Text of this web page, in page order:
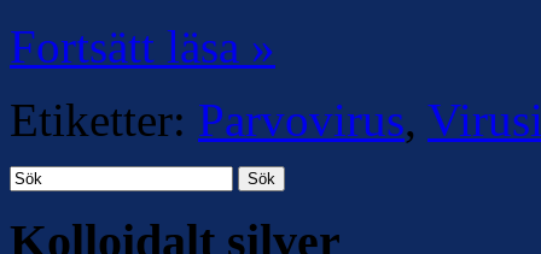
Fortsätt läsa »
Etiketter: Parvovirus,
Sök
Kolloidalt silver